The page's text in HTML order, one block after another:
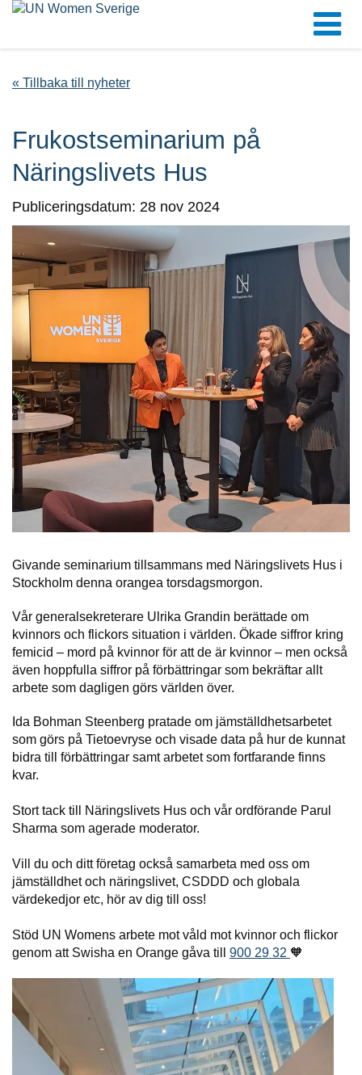
« Tillbaka till nyheter
Frukostseminarium på
Näringslivets Hus
Publiceringsdatum: 28 nov 2024
Givande seminarium tillsammans med Näringslivets Hus i
Stockholm denna orangea torsdagsmorgon.
Vår generalsekreterare Ulrika Grandin berättade om
kvinnors och flickors situation i världen. Ökade siffror kring
femicid – mord på kvinnor för att de är kvinnor – men också
även hoppfulla siffror på förbättringar som bekräftar allt
arbete som dagligen görs världen över.
Ida Bohman Steenberg pratade om jämställdhetsarbetet
som görs på Tietoevryse och visade data på hur de kunnat
bidra till förbättringar samt arbetet som fortfarande finns
kvar.
Stort tack till Näringslivets Hus och vår ordförande Parul
Sharma som agerade moderator.
Vill du och ditt företag också samarbeta med oss om
jämställdhet och näringslivet, CSDDD och globala
värdekedjor etc, hör av dig till oss!
Stöd UN Womens arbete mot våld mot kvinnor och flickor
genom att Swisha en Orange gåva till 900 29 32 🧡